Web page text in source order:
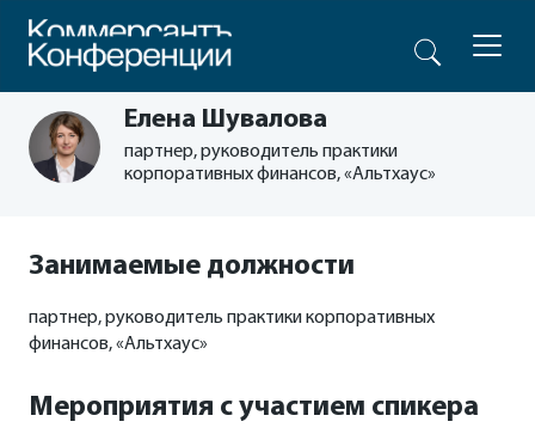
Елена Шувалова
партнер, руководитель практики
корпоративных финансов, «Альтхаус»
Занимаемые должности
партнер, руководитель практики корпоративных
финансов, «Альтхаус»
Мероприятия с участием спикера